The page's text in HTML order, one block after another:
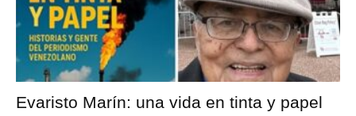
Evaristo Marín: una vida en tinta y papel